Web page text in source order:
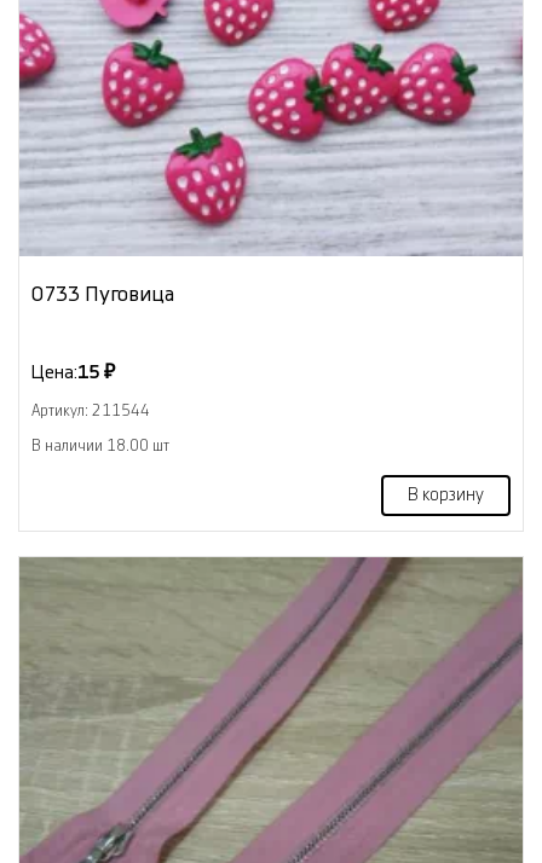
0733 Пуговица
Цена:15 ₽
Артикул: 211544
В наличии 18.00 шт
В корзину